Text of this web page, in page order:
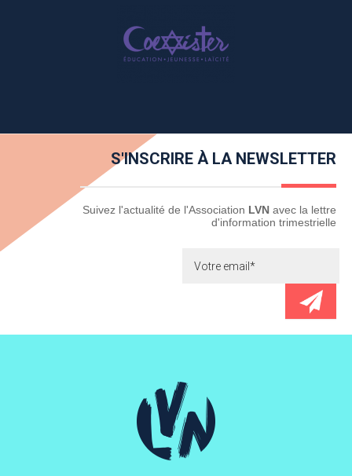
S'INSCRIRE À LA NEWSLETTER
Newsletter Suivez l'actualité de l'Association LVN avec la lettre
d'information trimestrielle